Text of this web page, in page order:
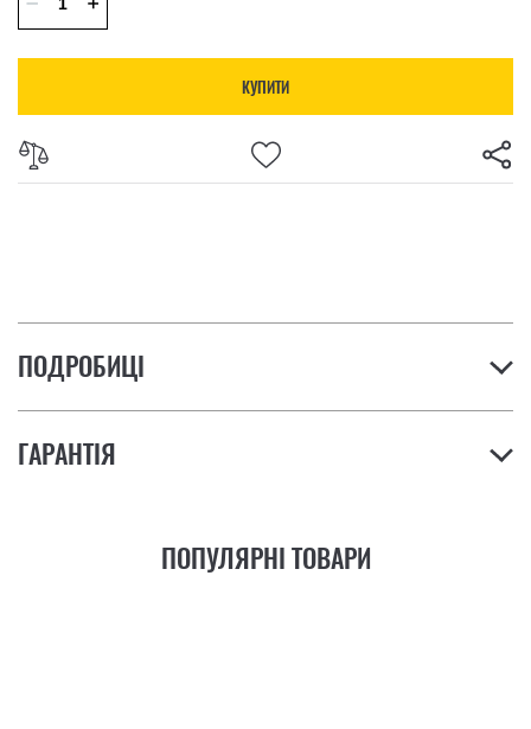
КУПИТИ
ПОДРОБИЦІ
ГАРАНТІЯ
ПОПУЛЯРНІ ТОВАРИ